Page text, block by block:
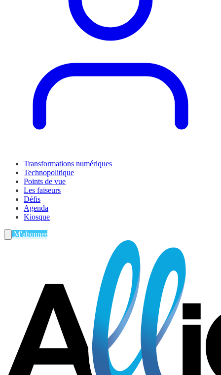
Transformations numériques
Technopolitique
Points de vue
Les faiseurs
Défis
Agenda
Kiosque
M'abonner